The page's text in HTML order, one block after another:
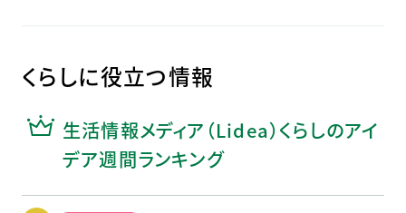
くらしに役立つ情報
生活情報メディア（Lidea）くらしのアイ
デア週間ランキング